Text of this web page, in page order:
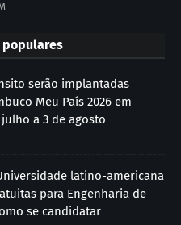
populares
serão implantadas
Meu País 2026 em
a 3 de agosto
latino-americana
para Engenharia de
se candidatar